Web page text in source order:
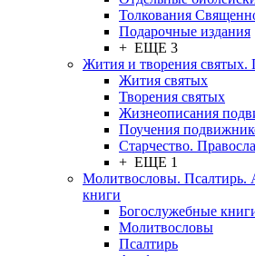
Толкования
Подарочные издания
+ ЕЩЕ 3
Жития и творения святых.
Жития святых
Творения святых
Жизнеописания
Поучения
Старчество.
+ ЕЩЕ 1
Молитвословы.
книги
Богослужебные
Молитвословы
Псалтирь